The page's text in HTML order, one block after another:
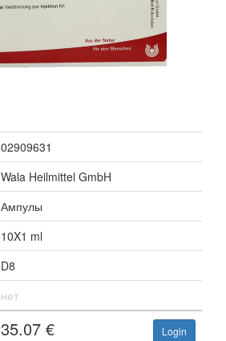
02909631
Wala Heilmittel GmbH
Ампулы
10X1 ml
D8
нет
35.07 € Login